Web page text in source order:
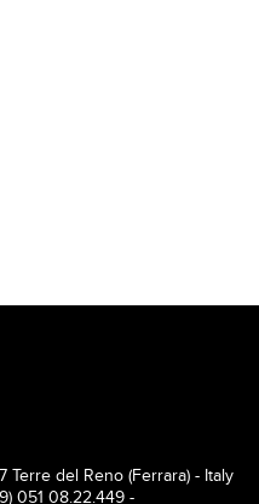
Terre del Reno (Ferrara) - Italy
051 08.22.449 -